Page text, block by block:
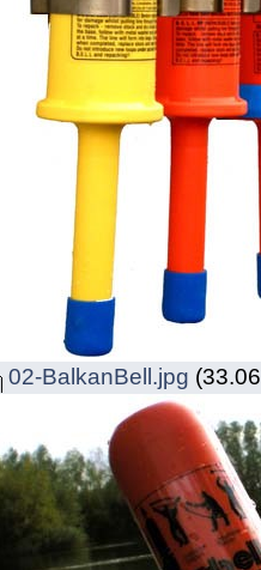
02-BalkanBell.jpg